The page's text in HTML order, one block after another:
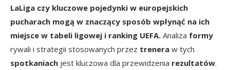
LaLiga czy kluczowe pojedynki w europejskich
pucharach mogą w znaczący sposób wpłynąć na ich
miejsce w tabeli ligowej i ranking UEFA. Analiza formy
rywali i strategii stosowanych przez trenera w tych
spotkaniach jest kluczowa dla przewidzenia rezultatów.